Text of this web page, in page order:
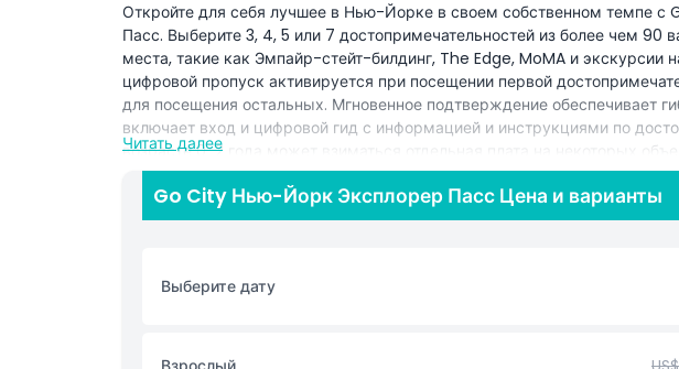
Откройте для себя лучшее в Нью-Йорке в своем собственном темпе
Пасс. Выберите 3, 4, 5 или 7 достопримечательностей из более чем 90
места, такие как Эмпайр-стейт-билдинг, The Edge, MoMA и экскурсии
цифровой пропуск активируется при посещении первой
для посещения остальных. Мгновенное подтверждение обеспечивает
включает вход и цифровой гид с информацией и инструкциями по
возрасте 0-2 года может взиматься отдельная плата на некоторых
оплачивают взрослый тариф. Ваучер действителен в течение 365 дней
любое время в этот период. Составьте свой маршрут по Нью-Йорку с
пассом, который помогает сэкономить время и деньги, позволяя без
требовать предварительного бронирования, а временные закрытия
Читать далее
Go City Нью-Йорк Эксплорер Пасс Цена и варианты
Выберите дату